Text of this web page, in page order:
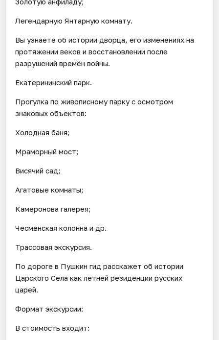
Легендарную Янтарную комнату.
Вы узнаете об истории дворца, его изменениях на
протяжении веков и восстановлении после
разрушений времён войны.
Екатерининский парк.
Прогулка по живописному парку с осмотром
знаковых объектов:
Холодная баня;
Мраморный мост;
Висячий сад;
Агатовые комнаты;
Камеронова галерея;
Чесменская колонна и др.
Трассовая экскурсия.
По дороге в Пушкин гид расскажет об истории
Царского Села как летней резиденции русских
царей.
Формат экскурсии:
В стоимость входит: